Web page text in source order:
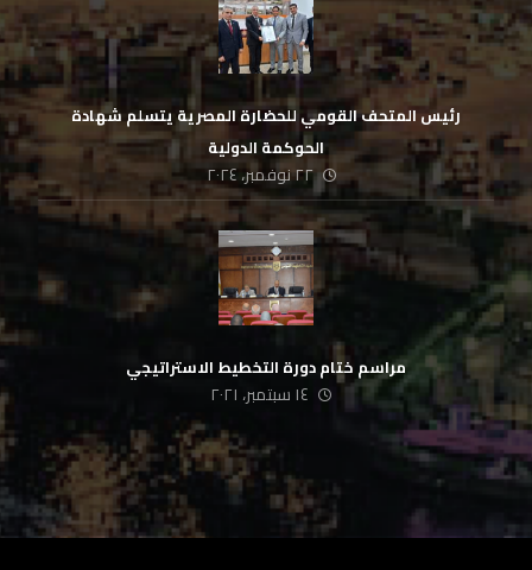
رئيس المتحف القومي للحضارة المصرية يتسلم شهادة
الحوكمة الدولية
٢٢ نوفمبر، ٢٠٢٤
مراسم ختام دورة التخطيط الاستراتيجي
١٤ سبتمبر، ٢٠٢١